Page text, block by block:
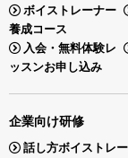
ボイストレーナー
養成コース
入会・無料体験レ
ッスンお申し込み
企業向け研修
話し方ボイストレ